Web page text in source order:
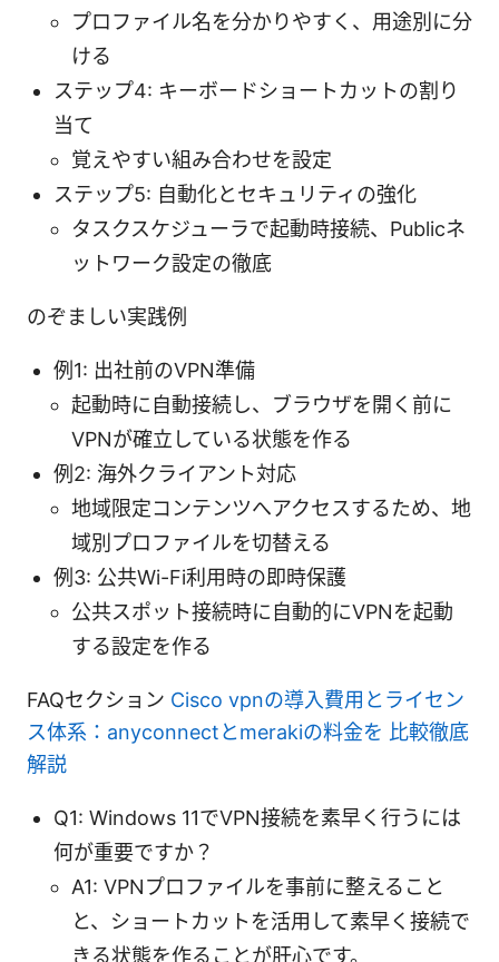
プロファイル名を分かりやすく、用途別に分
ける
ステップ4: キーボードショートカットの割り
当て
覚えやすい組み合わせを設定
ステップ5: 自動化とセキュリティの強化
タスクスケジューラで起動時接続、Publicネ
ットワーク設定の徹底
のぞましい実践例
例1: 出社前のVPN準備
起動時に自動接続し、ブラウザを開く前に
VPNが確立している状態を作る
例2: 海外クライアント対応
地域限定コンテンツへアクセスするため、地
域別プロファイルを切替える
例3: 公共Wi-Fi利用時の即時保護
公共スポット接続時に自動的にVPNを起動
する設定を作る
FAQセクション Cisco vpnの導入費用とライセン
ス体系：anyconnectとmerakiの料金を 比較徹底
解説
Q1: Windows 11でVPN接続を素早く行うには
何が重要ですか？
A1: VPNプロファイルを事前に整えること
と、ショートカットを活用して素早く接続で
きる状態を作ることが肝心です。